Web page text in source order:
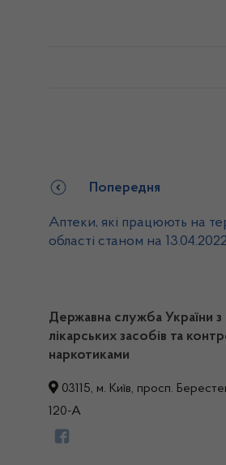
Попередня
Аптеки, які працюють на
області станом на 13.04.2022
Державна служба України з
лікарських засобів та
наркотиками
03115, м. Київ, просп.
120-А